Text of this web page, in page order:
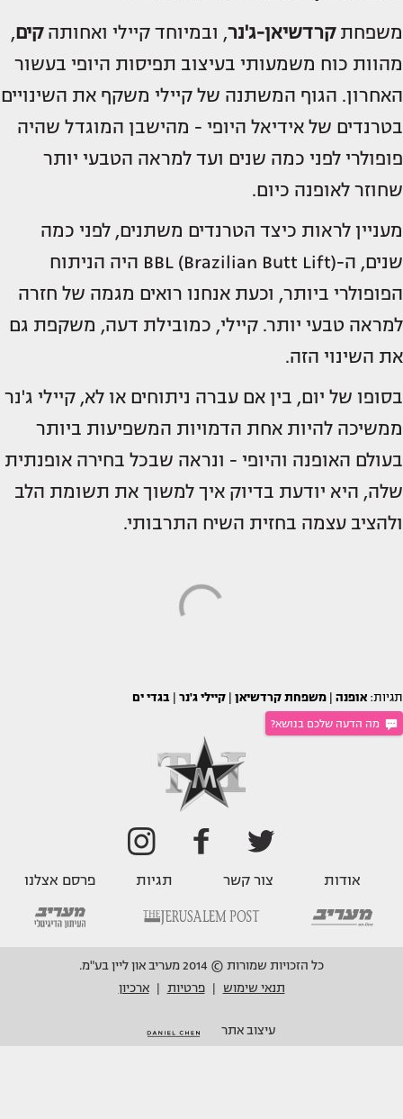
משפחתקרדשיאן-ג'נר, ובמיוחד קיילי ואחותהקים,
מהוות כוח משמעותי בעיצוב תפיסות היופי בעשור
האחרון. הגוף המשתנה של קיילי משקף את השינויים
בטרנדים של אידיאל היופי - מהישבן המוגדל שהיה
פופולרי לפני כמה שנים ועד למראה הטבעי יותר
שחוזר לאופנה כיום.
מעניין לראות כיצד הטרנדים משתנים, לפני כמה
שנים, ה-BBL (Brazilian Butt Lift) היה הניתוח
הפופולרי ביותר, וכעת אנחנו רואים מגמה של חזרה
למראה טבעי יותר. קיילי, כמובילת דעה, משקפת גם
את השינוי הזה.
בסופו של יום, בין אם עברה ניתוחים או לא, קיילי ג'נר
ממשיכה להיות אחת הדמויות המשפיעות ביותר
בעולם האופנה והיופי - ונראה שבכל בחירה אופנתית
שלה, היא יודעת בדיוק איך למשוך את תשומת הלב
ולהציב עצמה בחזית השיח התרבותי.
תגיות: אופנה משפחת קרדשיאן קיילי ג'נר בגדי ים
מה הדעה שלכם בנושא?
אודות צור קשר תגיות פרסם אצלנו
כל הזכויות שמורות © 2014 מעריב און ליין בע"מ.
תנאי שימוש
פרטיות ארכיון
עיצוב אתר